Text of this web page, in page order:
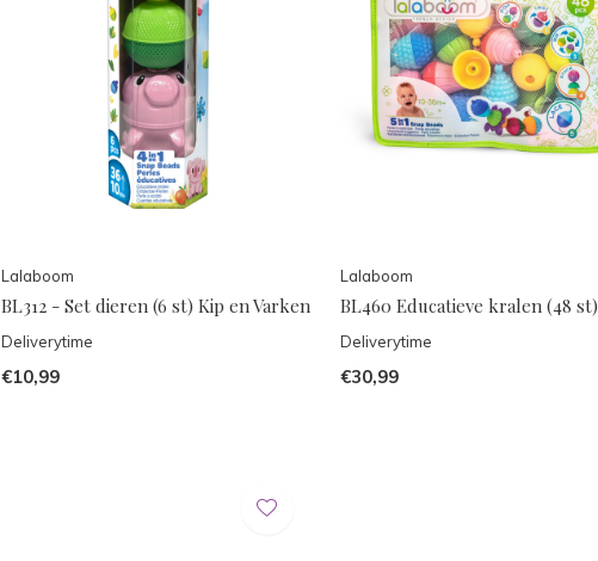
Lalaboom
BL312 - Set dieren (6 st) Kip en Varken
Deliverytime
€10,99
Lalaboom
BL460 Educatieve kralen (48 st)
Deliverytime
€30,99